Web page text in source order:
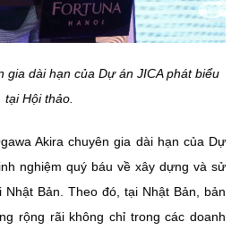
gia dài hạn của Dự án JICA phát biểu
tại Hội thảo.
Akira chuyên gia dài hạn của Dự
nghiệm quý báu về xây dựng và sử
Bản. Theo đó, tại Nhật Bản, bản
rộng rãi không chỉ trong các doanh